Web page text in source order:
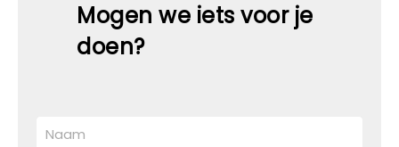
Mogen we iets voor je
doen?